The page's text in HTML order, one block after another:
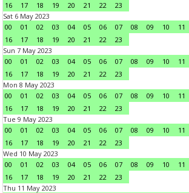
16
17 18 19 20 21 22
23
Sat 6 May 2023
00
01 02 03 04 05 06 07 08 09 10 11
16
17 18 19 20 21 22
23
Sun 7 May 2023
00
01 02 03 04 05 06 07 08 09 10 11
16
17 18 19 20 21 22
23
Mon 8 May 2023
00
01 02 03 04 05 06 07 08 09 10 11
16
17 18 19 20 21 22
23
Tue 9 May 2023
00
01 02 03 04 05 06 07 08 09 10 11
16
17 18 19 20 21 22
23
Wed 10 May 2023
00
01 02 03 04 05 06 07 08 09 10 11
16
17 18 19 20 21 22
23
Thu 11 May 2023